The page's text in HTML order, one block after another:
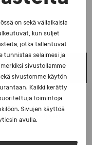
on sekä väliaikaisia
kun suljet
jotka tallentuvat
tunnistaa selaimesi ja
sivustollamme
sivustomme käytön
Kaikki kerätty
toimintoja
Sivujen käyttöä
avulla.
asiantuntijaksi